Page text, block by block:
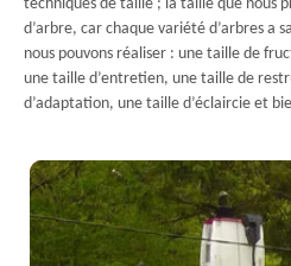
techniques de taille ; la taille que nous
d’arbre, car chaque variété d’arbres a
nous pouvons réaliser : une taille de
une taille d’entretien, une taille de
d’adaptation, une taille d’éclaircie et